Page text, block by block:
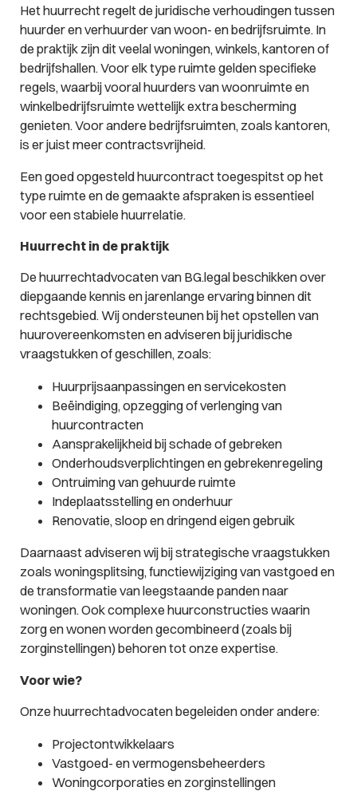
Het huurrecht regelt de juridische verhoudingen tussen
huurder en verhuurder van woon- en bedrijfsruimte. In
de praktijk zijn dit veelal woningen, winkels, kantoren of
bedrijfshallen. Voor elk type ruimte gelden specifieke
regels, waarbij vooral huurders van woonruimte en
winkelbedrijfsruimte wettelijk extra bescherming
genieten. Voor andere bedrijfsruimten, zoals kantoren,
is er juist meer contractsvrijheid.
Een goed opgesteld huurcontract toegespitst op het
type ruimte en de gemaakte afspraken is essentieel
voor een stabiele huurrelatie.
Huurrecht in de praktijk
De huurrechtadvocaten van BG.legal beschikken over
diepgaande kennis en jarenlange ervaring binnen dit
rechtsgebied. Wij ondersteunen bij het opstellen van
huurovereenkomsten en adviseren bij juridische
vraagstukken of geschillen, zoals:
Huurprijsaanpassingen en servicekosten
Beëindiging, opzegging of verlenging van
huurcontracten
Aansprakelijkheid bij schade of gebreken
Onderhoudsverplichtingen en gebrekenregeling
Ontruiming van gehuurde ruimte
Indeplaatsstelling en onderhuur
Renovatie, sloop en dringend eigen gebruik
Daarnaast adviseren wij bij strategische vraagstukken
zoals woningsplitsing, functiewijziging van vastgoed en
de transformatie van leegstaande panden naar
woningen. Ook complexe huurconstructies waarin
zorg en wonen worden gecombineerd (zoals bij
zorginstellingen) behoren tot onze expertise.
Voor wie?
Onze huurrechtadvocaten begeleiden onder andere:
Projectontwikkelaars
Vastgoed- en vermogensbeheerders
Woningcorporaties en zorginstellingen